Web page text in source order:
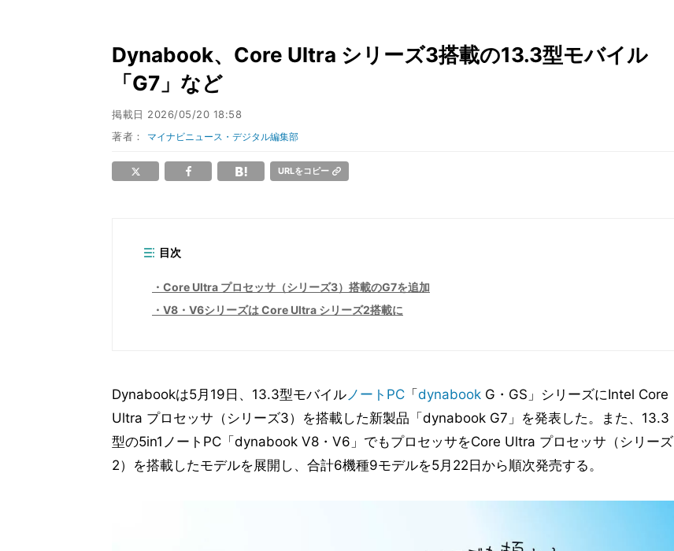
Dynabook、Core Ultra シリーズ3搭載の13.3型モバイル
「G7」など
掲載日 2026/05/20 18:58
著者： マイナビニュース・デジタル編集部
URLをコピー
目次
Core Ultra プロセッサ（シリーズ3）搭載のG7を追加
V8・V6シリーズは Core Ultra シリーズ2搭載に
Dynabookは5月19日、13.3型モバイルノートPC 「 dynabook G・GS」シリーズにIntel Core
Ultra プロセッサ（シリーズ3）を搭載した新製品「dynabook G7」を発表した。また、13.3
型の5in1ノートPC「dynabook V8・V6」でもプロセッサをCore Ultra プロセッサ（シリーズ
2）を搭載したモデルを展開し、合計6機種9モデルを5月22日から順次発売する。